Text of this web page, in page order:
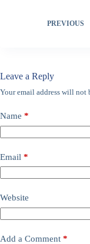
PREVIOUS
Leave a Reply
Your email address will not
Name *
Email *
Website
Add a Comment *